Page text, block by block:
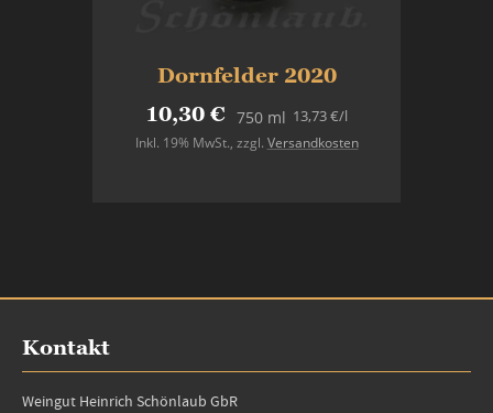
Dornfelder 2020
10,30 € 750 ml
Inkl. 19% MwSt., zzgl. Versandkosten
13,73 €/l
Kontakt
Weingut Heinrich Schönlaub GbR